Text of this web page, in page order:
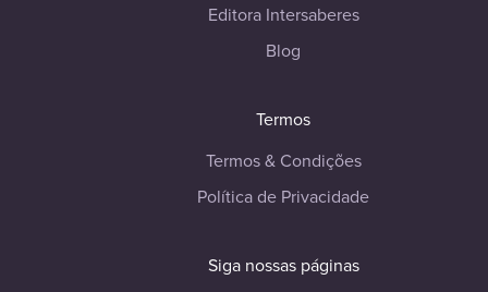
Editora Intersaberes
Blog
Termos
Termos & Condições
Política de Privacidade
Siga nossas páginas